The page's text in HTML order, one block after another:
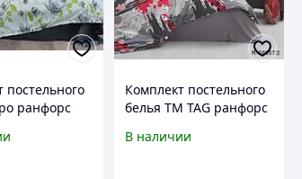
постельного
ранфорс
Комплект постельного
белья TM TAG ранфорс
В наличии